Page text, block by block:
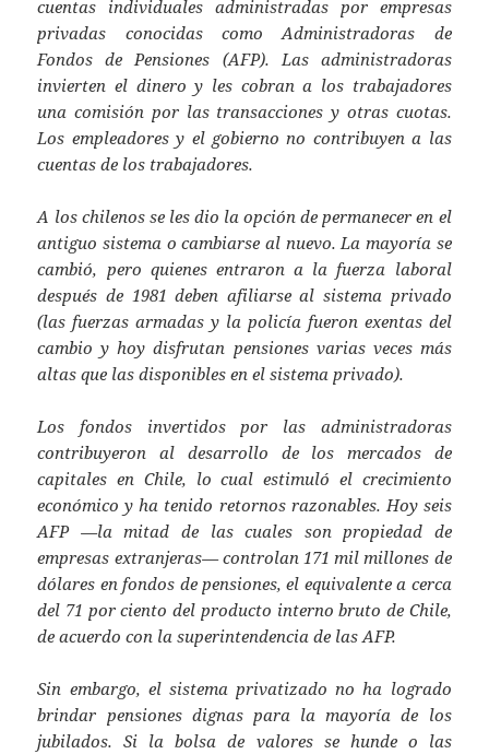
cuentas individuales administradas por empresas
privadas conocidas como Administradoras de
Fondos de Pensiones (AFP). Las administradoras
invierten el dinero y les cobran a los trabajadores
una comisión por las transacciones y otras cuotas.
Los empleadores y el gobierno no contribuyen a las
cuentas de los trabajadores.
A los chilenos se les dio la opción de permanecer en el
antiguo sistema o cambiarse al nuevo. La mayoría se
cambió, pero quienes entraron a la fuerza laboral
después de 1981 deben afiliarse al sistema privado
(las fuerzas armadas y la policía fueron exentas del
cambio y hoy disfrutan pensiones varias veces más
altas que las disponibles en el sistema privado).
Los fondos invertidos por las administradoras
contribuyeron al desarrollo de los mercados de
capitales en Chile, lo cual estimuló el crecimiento
económico y ha tenido retornos razonables. Hoy seis
AFP —la mitad de las cuales son propiedad de
empresas extranjeras— controlan 171 mil millones de
dólares en fondos de pensiones, el equivalente a cerca
del 71 por ciento del producto interno bruto de Chile,
de acuerdo con la superintendencia de las AFP.
Sin embargo, el sistema privatizado no ha logrado
brindar pensiones dignas para la mayoría de los
jubilados. Si la bolsa de valores se hunde o las